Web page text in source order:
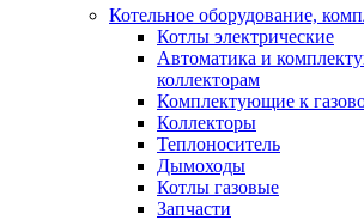
Котельное оборудование,
Котлы электрические
Автоматика и
коллекторам
Комплектующие к
Коллекторы
Теплоноситель
Дымоходы
Котлы газовые
Запчасти